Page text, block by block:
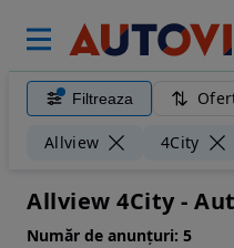
Filtreaza
Allview 4City
Allview 4City -
Număr de anunțuri: 5